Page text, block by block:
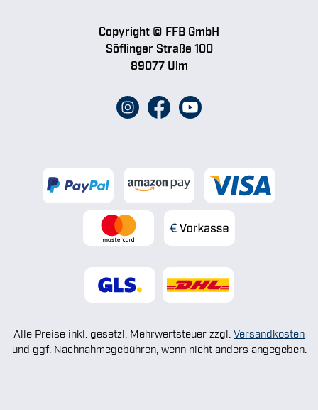
Copyright © FFB GmbH
Söflinger Straße 100
89077 Ulm
Alle Preise inkl. gesetzl. Mehrwertsteuer zzgl. Versandkosten
und ggf. Nachnahmegebühren, wenn nicht anders angegeben.